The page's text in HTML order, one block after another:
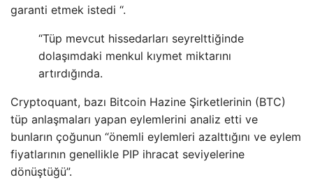
garanti etmek istedi “.
“Tüp mevcut hissedarları seyrelttiğinde
dolaşımdaki menkul kıymet miktarını
artırdığında.
Cryptoquant, bazı Bitcoin Hazine Şirketlerinin (BTC)
tüp anlaşmaları yapan eylemlerini analiz etti ve
bunların çoğunun “önemli eylemleri azalttığını ve eylem
fiyatlarının genellikle PIP ihracat seviyelerine
dönüştüğü”.